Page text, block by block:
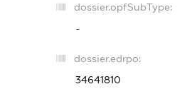
dossier.opfSubType:
-
dossier.edrpo:
34641810